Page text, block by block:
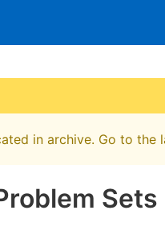
in archive. Go to the
Sets